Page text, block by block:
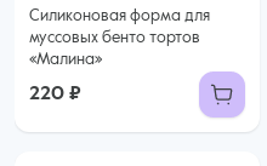
Силиконовая форма для
муссовых бенто тортов
«Малина»
220 ₽